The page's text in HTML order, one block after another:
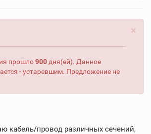
×
прошло900 дня(ей). Данное
- устаревшим. Предложение не
кабель/провод различных сечений,